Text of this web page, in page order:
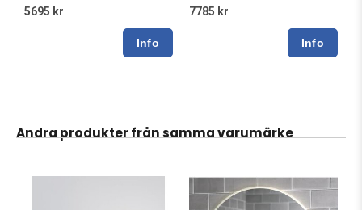
5695 kr 7785 kr
Andra produkter från samma varumärke